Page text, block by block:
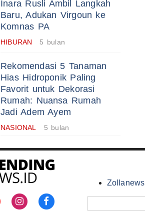
Inara Rusli Ambil Langkah
Baru, Adukan Virgoun ke
Komnas PA
HIBURAN 5 bulan
Rekomendasi 5 Tanaman
Hias Hidroponik Paling
Favorit untuk Dekorasi
Rumah: Nuansa Rumah
Jadi Adem Ayem
NASIONAL 5 bulan
Zollanews